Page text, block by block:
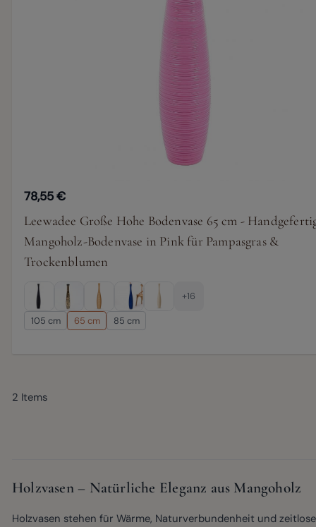
78,55 €
Leewadee Große Hohe Bodenvase 65 cm -
Mangoholz-Bodenvase in Pink für Pampasgras &
Trockenblumen
+16
105 cm 65 cm 85 cm
2 Items
Holzvasen – Natürliche Eleganz aus Mangoholz
Holzvasen stehen für Wärme, Naturverbundenheit und zeitlose